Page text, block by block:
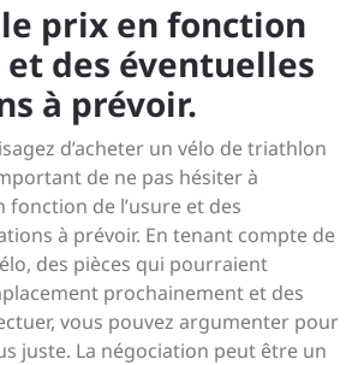
prix en fonction
et des éventuelles
à prévoir.
d’acheter un vélo de triathlon
de ne pas hésiter à
fonction de l’usure et des
à prévoir. En tenant compte de
des pièces qui pourraient
prochainement et des
vous pouvez argumenter pour
juste. La négociation peut être un